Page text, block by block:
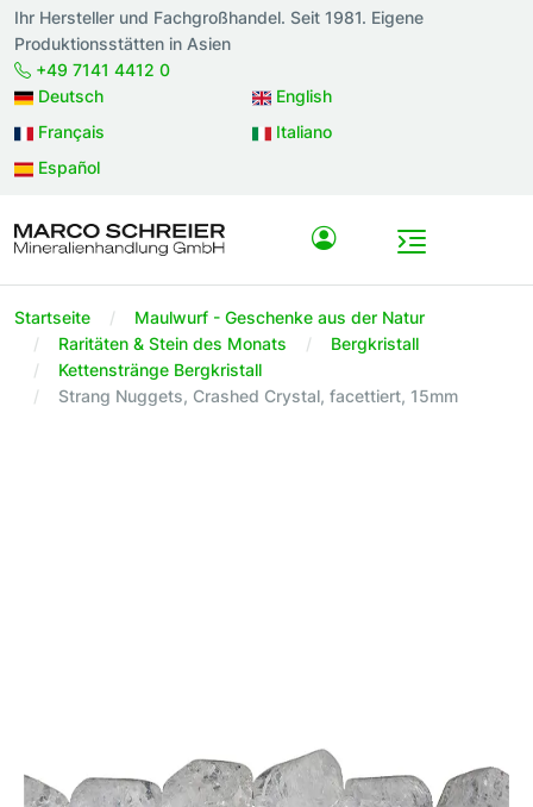
Ihr Hersteller und Fachgroßhandel. Seit 1981. Eigene
Produktionsstätten in Asien
+49 7141 4412 0
Deutsch
English
Français
Italiano
Español
Startseite
Maulwurf - Geschenke aus der Natur
Raritäten & Stein des Monats
Bergkristall
Kettenstränge Bergkristall
Strang Nuggets, Crashed Crystal, facettiert, 15mm